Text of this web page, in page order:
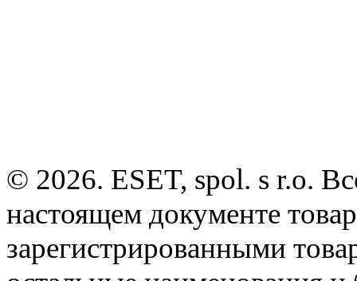
© 2026. ESET, spol. s r.o.
настоящем документе
зарегистрированными